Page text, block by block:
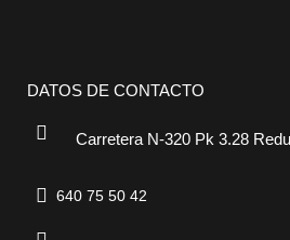
DATOS DE CONTACTO
Carretera N-320 Pk 3.28
640 75 50 42